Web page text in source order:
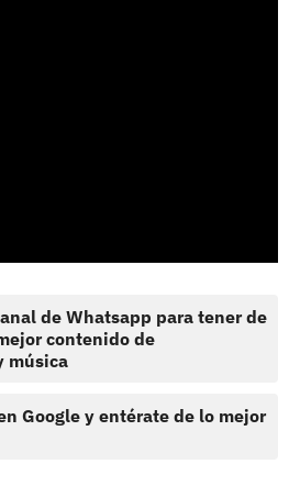
de Whatsapp para tener de
contenido de
música
Google y entérate de lo mejor